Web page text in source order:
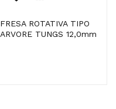
FRESA ROTATIVA TIPO
ARVORE TUNGS 12,0mm